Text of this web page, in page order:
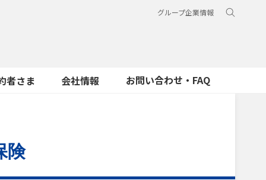
グループ企業情報
者さま 会社情報 お問い合わせ・FAQ
険